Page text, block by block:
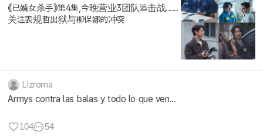
《已婚女杀手》第4集,今晚营业3团队追击战......
关注表规哲出狱与柳保娜的冲突
Lizroma
Armys contra las balas y todo lo que ven...
104 54